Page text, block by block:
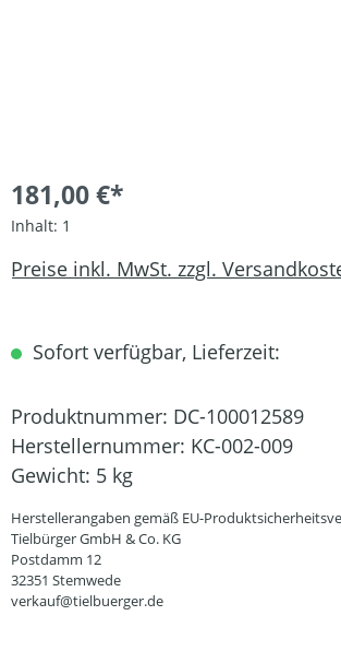
181,00 €*
Inhalt: 1
Preise inkl. MwSt. zzgl.
Sofort verfügbar, Lieferzeit:
Produktnummer: DC-100012589
Herstellernummer: KC-002-009
Gewicht: 5 kg
Herstellerangaben gemäß EU-
Tielbürger GmbH & Co. KG
Postdamm 12
32351 Stemwede
verkauf@tielbuerger.de